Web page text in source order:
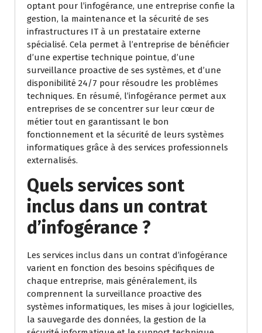
optant pour l’infogérance, une entreprise confie la
gestion, la maintenance et la sécurité de ses
infrastructures IT à un prestataire externe
spécialisé. Cela permet à l’entreprise de bénéficier
d’une expertise technique pointue, d’une
surveillance proactive de ses systèmes, et d’une
disponibilité 24/7 pour résoudre les problèmes
techniques. En résumé, l’infogérance permet aux
entreprises de se concentrer sur leur cœur de
métier tout en garantissant le bon
fonctionnement et la sécurité de leurs systèmes
informatiques grâce à des services professionnels
externalisés.
Quels services sont
inclus dans un contrat
d’infogérance ?
Les services inclus dans un contrat d’infogérance
varient en fonction des besoins spécifiques de
chaque entreprise, mais généralement, ils
comprennent la surveillance proactive des
systèmes informatiques, les mises à jour logicielles,
la sauvegarde des données, la gestion de la